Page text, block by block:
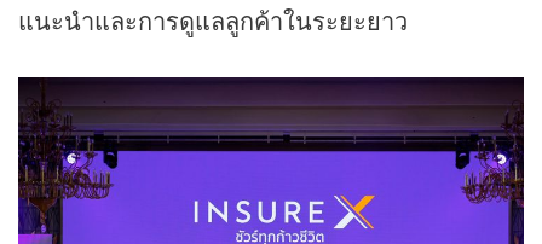
แนะนำและการดูแลลูกค้าในระยะยาว